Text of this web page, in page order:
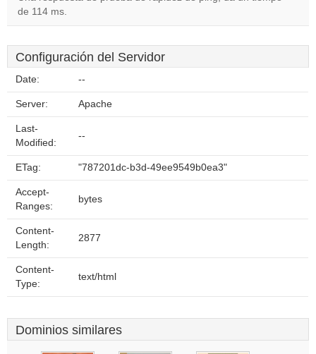
de 114 ms.
Configuración del Servidor
Date: --
Server: Apache
Last-
Modified:
--
ETag: "787201dc-b3d-49ee9549b0ea3"
Accept-
Ranges:
bytes
Content-
Length:
2877
Content-
Type:
text/html
Dominios similares